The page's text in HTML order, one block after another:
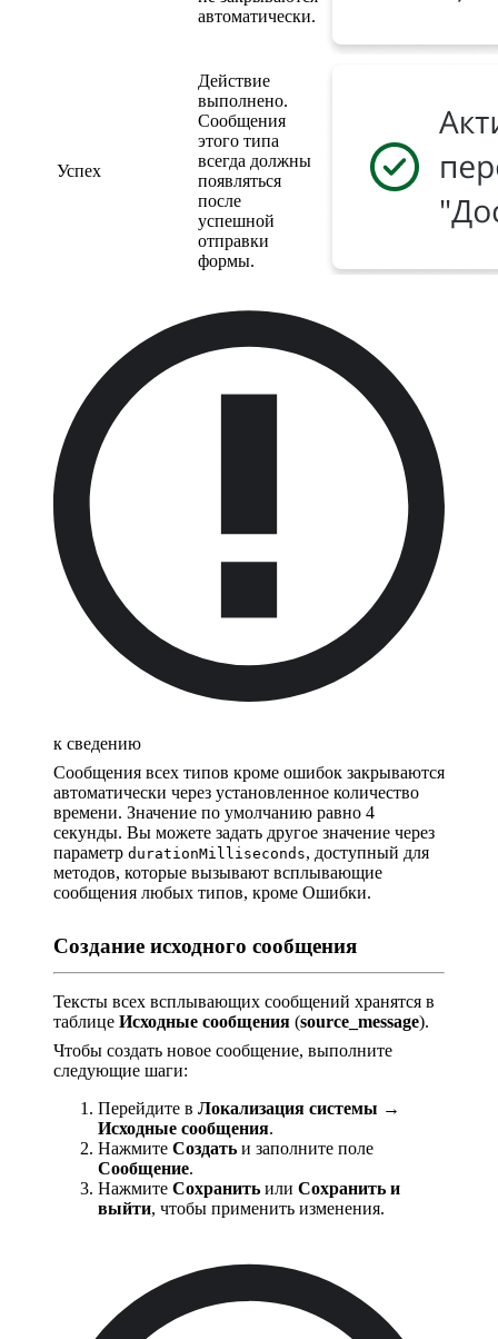
автоматически.
Успех
Действие
выполнено.
Сообщения
этого типа
всегда должны
появляться
после
успешной
отправки
формы.
к сведению
Сообщения всех типов кроме ошибок закрываются
автоматически через установленное количество
времени. Значение по умолчанию равно 4
секунды. Вы можете задать другое значение через
параметр durationMilliseconds, доступный для
методов, которые вызывают всплывающие
сообщения любых типов, кроме Ошибки.
Создание исходного сообщения
Тексты всех всплывающих сообщений хранятся в
таблице Исходные сообщения (source_message).
Чтобы создать новое сообщение, выполните
следующие шаги:
Перейдите в Локализация системы →
Исходные сообщения.
Нажмите Создать и заполните поле
Сообщение.
Нажмите Сохранить или Сохранить и
выйти, чтобы применить изменения.